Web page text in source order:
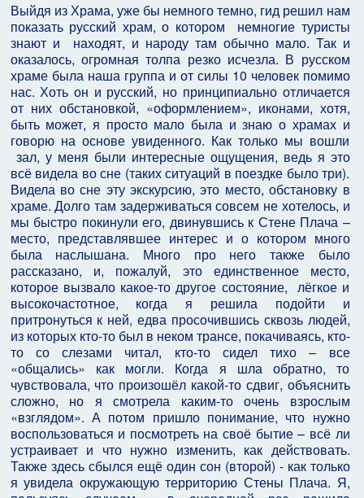
Выйдя из Храма, уже бы немного темно, гид решил нам
показать русский храм, о котором немногие туристы
знают и находят, и народу там обычно мало. Так и
оказалось, огромная толпа резко исчезла. В русском
храме была наша группа и от силы 10 человек помимо
нас. Хоть он и русский, но принципиально отличается
от них обстановкой, «оформлением», иконами, хотя,
быть может, я просто мало была и знаю о храмах и
говорю на основе увиденного. Как только мы вошли
зал, у меня были интересные ощущения, ведь я это
всё видела во сне (таких ситуаций в поездке было три).
Видела во сне эту экскурсию, это место, обстановку в
храме. Долго там задерживаться совсем не хотелось, и
мы быстро покинули его, двинувшись к Стене Плача –
место, представлявшее интерес и о котором много
была наслышана. Много про него также было
рассказано, и, пожалуй, это единственное место,
которое вызвало какое-то другое состояние, лёгкое и
высокочастотное, когда я решила подойти и
притронуться к ней, едва просочившись сквозь людей,
из которых кто-то был в неком трансе, покачиваясь, кто-
то со слезами читал, кто-то сидел тихо – все
«общались» как могли. Когда я шла обратно, то
чувствовала, что произошёл какой-то сдвиг, объяснить
сложно, но я смотрела каким-то очень взрослым
«взглядом». А потом пришло понимание, что нужно
воспользоваться и посмотреть на своё бытие – всё ли
устраивает и что нужно изменить, как действовать.
Также здесь сбылся ещё один сон (второй) - как только
я увидела окружающую территорию Стены Плача. Я,